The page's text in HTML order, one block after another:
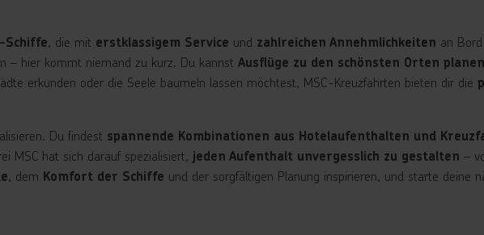
Schiffe, die mit erstklassigem Service und zahlreichen Annehmlichkeiten an
– hier kommt niemand zu kurz. Du kannst Ausflüge zu den schönsten Orten planen
erkunden oder die Seele baumeln lassen möchtest, MSC-Kreuzfahrten bieten dir die
Du findest spannende Kombinationen aus Hotelaufenthalten und
MSC hat sich darauf spezialisiert, jeden Aufenthalt unvergesslich zu gestalten –
, dem Komfort der Schiffe und der sorgfältigen Planung inspirieren, und starte deine